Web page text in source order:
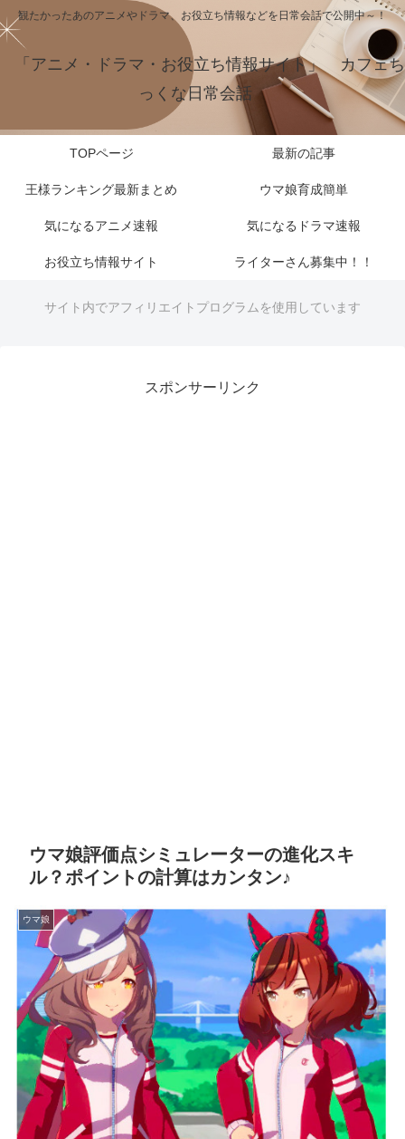
観たかったあのアニメやドラマ、お役立ち情報などを日常会話で公開中～！
「アニメ・ドラマ・お役立ち情報サイト」 カフェち
っくな日常会話
TOPページ 最新の記事
王様ランキング最新まとめ ウマ娘育成簡単
気になるアニメ速報 気になるドラマ速報
お役立ち情報サイト ライターさん募集中！！
サイト内でアフィリエイトプログラムを使用しています
スポンサーリンク
ウマ娘評価点シミュレーターの進化スキ
ル？ポイントの計算はカンタン♪
ウマ娘